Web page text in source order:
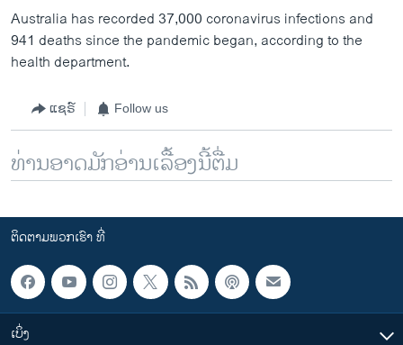
Australia has recorded 37,000 coronavirus infections and
941 deaths since the pandemic began, according to the
health department.
ແຊຣ໌ Follow us
ທ່ານອາດມັກອ່ານເລື້ອງນີ້ຕື່ມ
ຕິດຕາມພວກເຮົາ ທີ່
ເບິ່ງ